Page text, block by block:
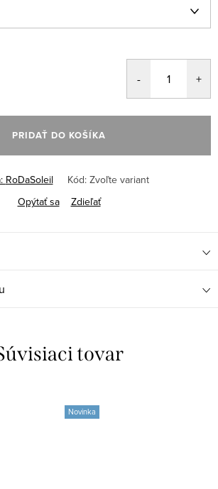
PRIDAŤ DO KOŠÍKA
RoDaSoleil Kód: Zvoľte variant
Opýtať sa
Zdieľať
tovar
Novinka